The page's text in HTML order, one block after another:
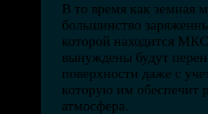
В то время как земная
большинство
которой находится
вынуждены будут
поверхности даже с
которую им обеспечит
атмосфера.